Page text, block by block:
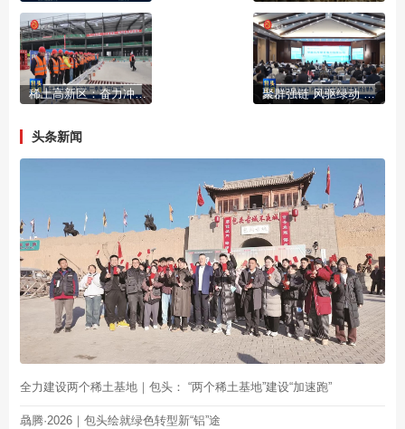
稀土高新区：奋力冲刺一季度“开门红” 聚群强链 风驱绿动 内蒙古风电装备产业链发展研讨会举办
头条新闻
全力建设两个稀土基地｜包头： “两个稀土基地”建设“加速跑”
骉腾·2026｜包头绘就绿色转型新“铝”途